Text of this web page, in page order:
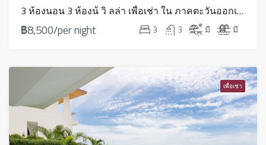
3 ห้องนอน 3 ห้องน้ วิ ลล่า เพื่อเช่า ใน ภาคตะวันออกเฉียงเหนือ – HV0016
฿8,500/per night 3 3 มี มี
เพื่อเช่า